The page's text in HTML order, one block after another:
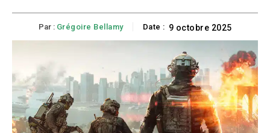
Par : Grégoire Bellamy Date : 9 octobre 2025